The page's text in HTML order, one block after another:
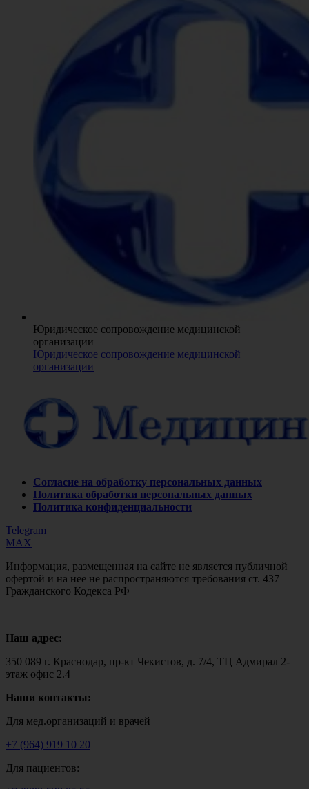
Юридическое сопровождение медицинской
организации
Юридическое сопровождение медицинской
организации
Согласие на обработку персональных данных
Политика обработки персональных данных
Политика конфиденциальности
Telegram
MAX
Информация, размещенная на сайте не является публичной
офертой и на нее не распространяются требования ст. 437
Гражданского Кодекса РФ
Наш адрес:
350 089 г. Краснодар, пр-кт Чекистов, д. 7/4, ТЦ Адмирал 2-
этаж офис 2.4
Наши контакты:
Для мед.организаций и врачей
+7 (964) 919 10 20
Для пациентов: